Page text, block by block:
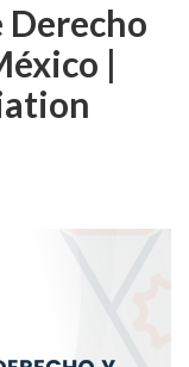
Derecho
|